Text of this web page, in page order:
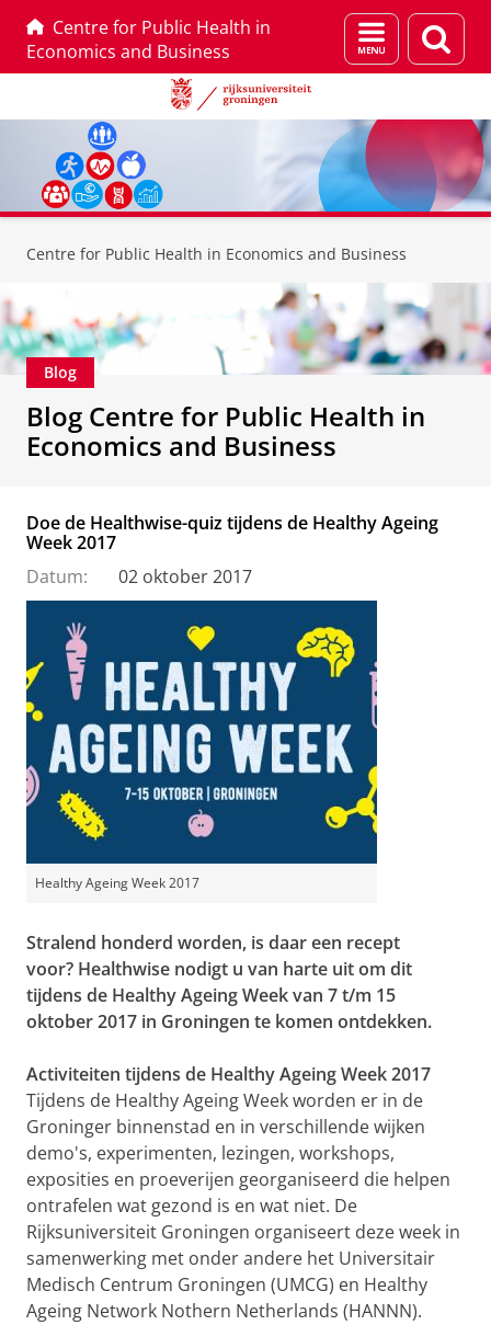
Centre for Public Health in
Economics and Business
Menu
en
Centre for Public Health in Economics and Business
Blog
Blog Centre for Public Health in
Economics and Business
Doe de Healthwise-quiz tijdens de Healthy Ageing
Week 2017
Datum:
02 oktober 2017
Healthy Ageing Week 2017
Stralend honderd worden, is daar een recept
voor? Healthwise nodigt u van harte uit om dit
tijdens de Healthy Ageing Week van 7 t/m 15
oktober 2017 in Groningen te komen ontdekken.
Activiteiten tijdens de Healthy Ageing Week 2017
Tijdens de Healthy Ageing Week worden er in de
Groninger binnenstad en in verschillende wijken
demo's, experimenten, lezingen, workshops,
exposities en proeverijen georganiseerd die helpen
ontrafelen wat gezond is en wat niet. De
Rijksuniversiteit Groningen organiseert deze week in
samenwerking met onder andere het Universitair
Medisch Centrum Groningen (UMCG) en Healthy
Ageing Network Nothern Netherlands (HANNN).